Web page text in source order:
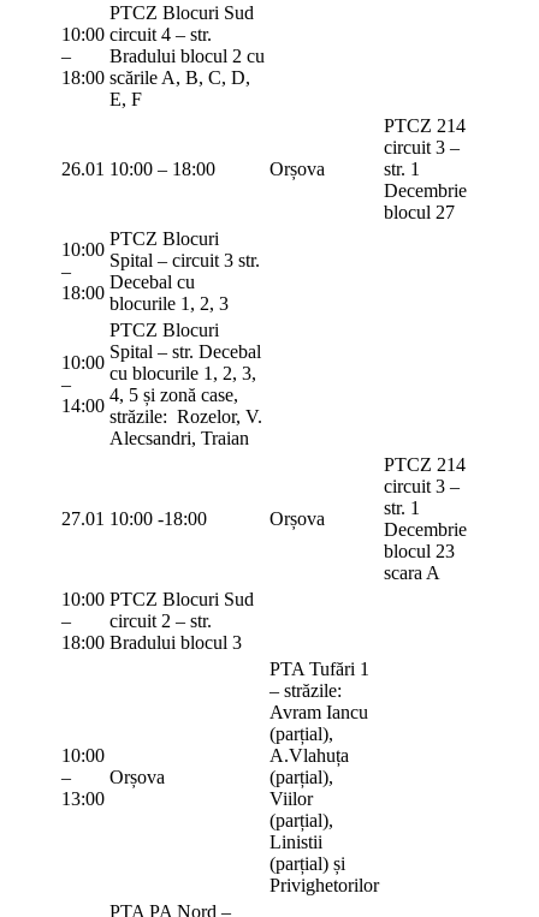
10:00
–
18:00
PTCZ Blocuri Sud
circuit 4 – str.
Bradului blocul 2 cu
scările A, B, C, D,
E, F
26.01 10:00 – 18:00 Orșova
PTCZ 214
circuit 3 –
str. 1
Decembrie
blocul 27
10:00
–
18:00
PTCZ Blocuri
Spital – circuit 3 str.
Decebal cu
blocurile 1, 2, 3
10:00
–
14:00
PTCZ Blocuri
Spital – str. Decebal
cu blocurile 1, 2, 3,
4, 5 și zonă case,
străzile: Rozelor, V.
Alecsandri, Traian
27.01 10:00 -18:00 Orșova
PTCZ 214
circuit 3 –
str. 1
Decembrie
blocul 23
scara A
10:00
–
18:00
PTCZ Blocuri Sud
circuit 2 – str.
Bradului blocul 3
10:00
–
13:00
Orșova
PTA Tufări 1
– străzile:
Avram Iancu
(parțial),
A.Vlahuța
(parțial),
Viilor
(parțial),
Linistii
(parțial) și
Privighetorilor
PTA PA Nord –